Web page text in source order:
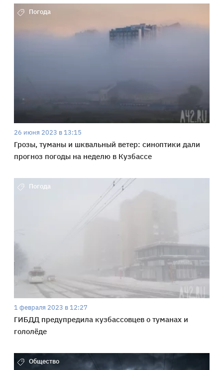
Погода
26 июня 2023 в 13:15
Грозы, туманы и шквальный ветер: синоптики дали
прогноз погоды на неделю в Кузбассе
Погода
1 февраля 2023 в 12:27
ГИБДД предупредила кузбассовцев о туманах и
гололёде
Общество